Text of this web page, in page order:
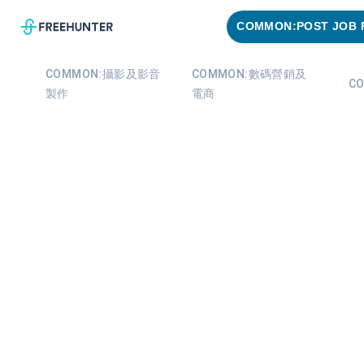
COMMON:POST JOB
COMMON:攝影及影音
製作
COMMON:數碼營銷及
電商